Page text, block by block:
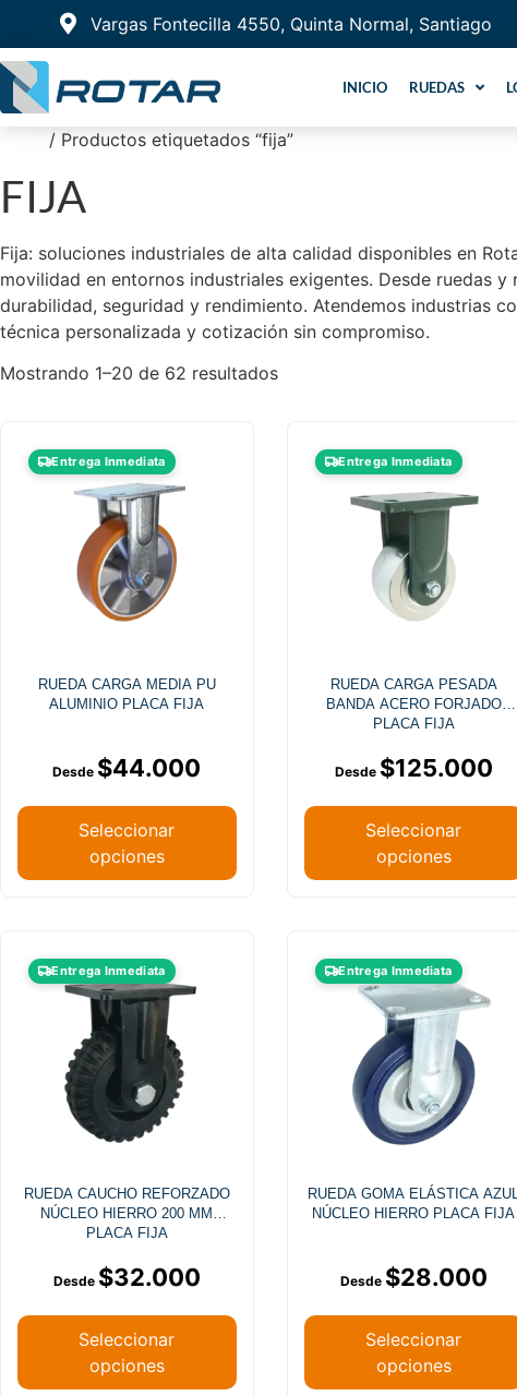
Vargas Fontecilla 4550, Quinta Normal, Santiago
INICIO RUEDAS
/ Productos etiquetados “fija”
FIJA
Fija: soluciones industriales de alta calidad disponibles en
movilidad en entornos industriales exigentes. Desde ruedas
durabilidad, seguridad y rendimiento. Atendemos industrias
técnica personalizada y cotización sin compromiso.
Mostrando 1–20 de 62 resultados
Entrega Inmediata
RUEDA CARGA MEDIA PU
ALUMINIO PLACA FIJA
$44.000
Seleccionar
opciones
Entrega Inmediata
RUEDA CARGA PESADA
BANDA ACERO FORJADO
PLACA FIJA
$125.000
Seleccionar
opciones
Entrega Inmediata
RUEDA CAUCHO REFORZADO
NÚCLEO HIERRO 200 MM
PLACA FIJA
$32.000
Seleccionar
opciones
Entrega Inmediata
RUEDA GOMA ELÁSTICA
NÚCLEO HIERRO PLACA FIJA
$28.000
Seleccionar
opciones